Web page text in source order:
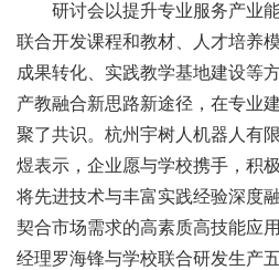
研讨会以提升专业服务产业
联合开发课程和教材、人才培养
成果转化、实践教学基地建设等
产教融合新思路新途径，在专业
聚了共识。杭州宇树人机器人有
煜表示，企业愿与学校携手，积
将先进技术与丰富实践经验深度
契合市场需求的高素质高技能应
经理罗海锋与学校联合研发生产